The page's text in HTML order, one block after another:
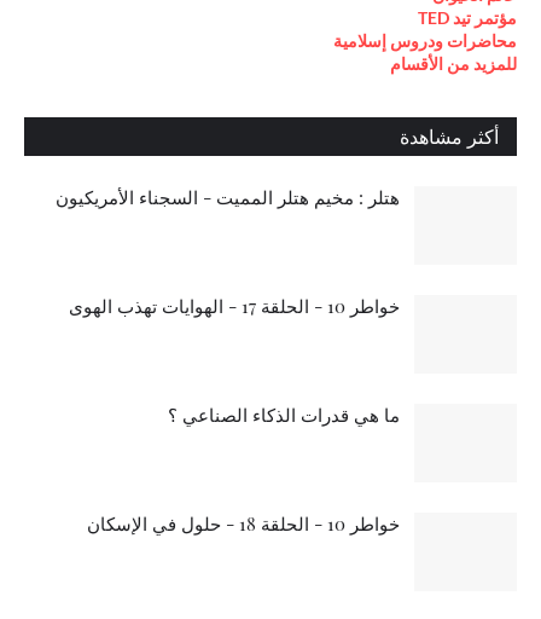
مؤتمر تيد TED
محاضرات ودروس إسلامية
للمزيد من الأقسام
أكثر مشاهدة
هتلر : مخيم هتلر المميت - السجناء الأمريكيون
خواطر 10 - الحلقة 17 - الهوايات تهذب الهوى
ما هي قدرات الذكاء الصناعي ؟
خواطر 10 - الحلقة 18 - حلول في الإسكان